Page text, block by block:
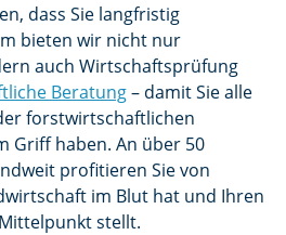
dass Sie langfristig
bieten wir nicht nur
auch Wirtschaftsprüfung
Beratung– damit Sie alle
forstwirtschaftlichen
Griff haben. An über 50
profitieren Sie von
im Blut hat und Ihren
stellt.